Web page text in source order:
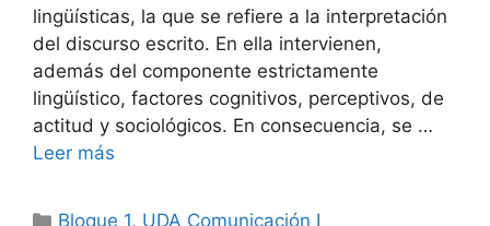
lingüísticas, la que se refiere a la interpretación
del discurso escrito. En ella intervienen,
además del componente estrictamente
lingüístico, factores cognitivos, perceptivos, de
actitud y sociológicos. En consecuencia, se …
Leer más
Categorías
Bloque 1, UDA Comunicación I